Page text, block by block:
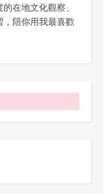
在地文化觀察、
陪你用我最喜歡